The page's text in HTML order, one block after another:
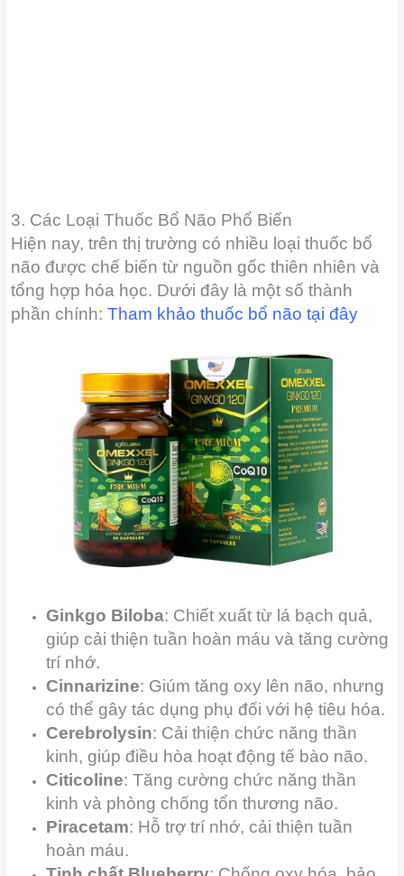
3. Các Loại Thuốc Bổ Não Phổ Biến
Hiện nay, trên thị trường có nhiều loại thuốc bổ
não được chế biến từ nguồn gốc thiên nhiên và
tổng hợp hóa học. Dưới đây là một số thành
phần chính:Tham khảo thuốc bổ nãotại đây
Ginkgo Biloba: Chiết xuất từ lá bạch quả,
giúp cải thiện tuần hoàn máu và tăng cường
trí nhớ.
Cinnarizine: Giúm tăng oxy lên não, nhưng
có thể gây tác dụng phụ đối với hệ tiêu hóa.
Cerebrolysin: Cải thiện chức năng thần
kinh, giúp điều hòa hoạt động tế bào não.
Citicoline: Tăng cường chức năng thần
kinh và phòng chống tổn thương não.
Piracetam: Hỗ trợ trí nhớ, cải thiện tuần
hoàn máu.